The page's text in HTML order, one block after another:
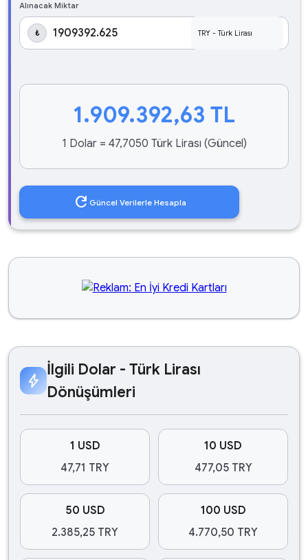
Alınacak Miktar
₺
1.909.392,63 TL
1 Dolar = 47,7050 Türk Lirası (Güncel)
refresh Güncel Verilerle Hesapla
bolt
İlgili Dolar - Türk Lirası
Dönüşümleri
1 USD
47,71 TRY
10 USD
477,05 TRY
50 USD
2.385,25 TRY
100 USD
4.770,50 TRY